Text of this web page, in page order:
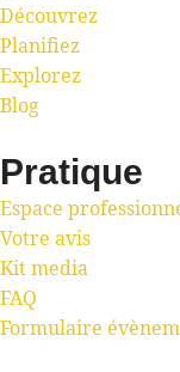
Découvrez
Planifiez
Explorez
Blog
Pratique
Espace
Votre avis
Kit media
FAQ
Formulaire